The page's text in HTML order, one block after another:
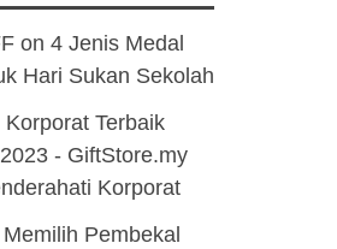
on 4 Jenis Medal
Hari Sukan Sekolah
Terbaik
- GiftStore.my
Korporat
Pembekal